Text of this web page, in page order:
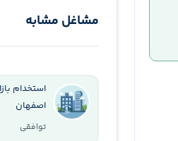
مشاغل مشابه
استخدام
اصفهان
توافقی